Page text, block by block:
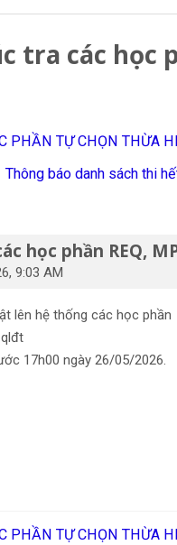
các học
PHẦN TỰ CHỌN THỪA
Thông báo danh sách thi
phần REQ,
9:03 AM
hệ thống các học phần
17h00 ngày 26/05/2026.
PHẦN TỰ CHỌN THỪA